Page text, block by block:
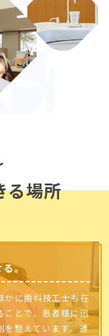
る場所
る。
かに歯科技工士も在
ことで、患者様に迅
を整えています。通